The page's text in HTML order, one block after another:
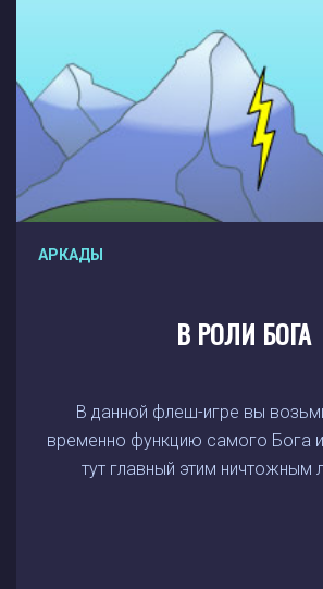
АРКАДЫ
В РОЛИ БОГА
В данной флеш-игре вы
временно функцию самого Бога
тут главный этим